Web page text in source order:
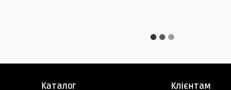
Каталог Клієнтам